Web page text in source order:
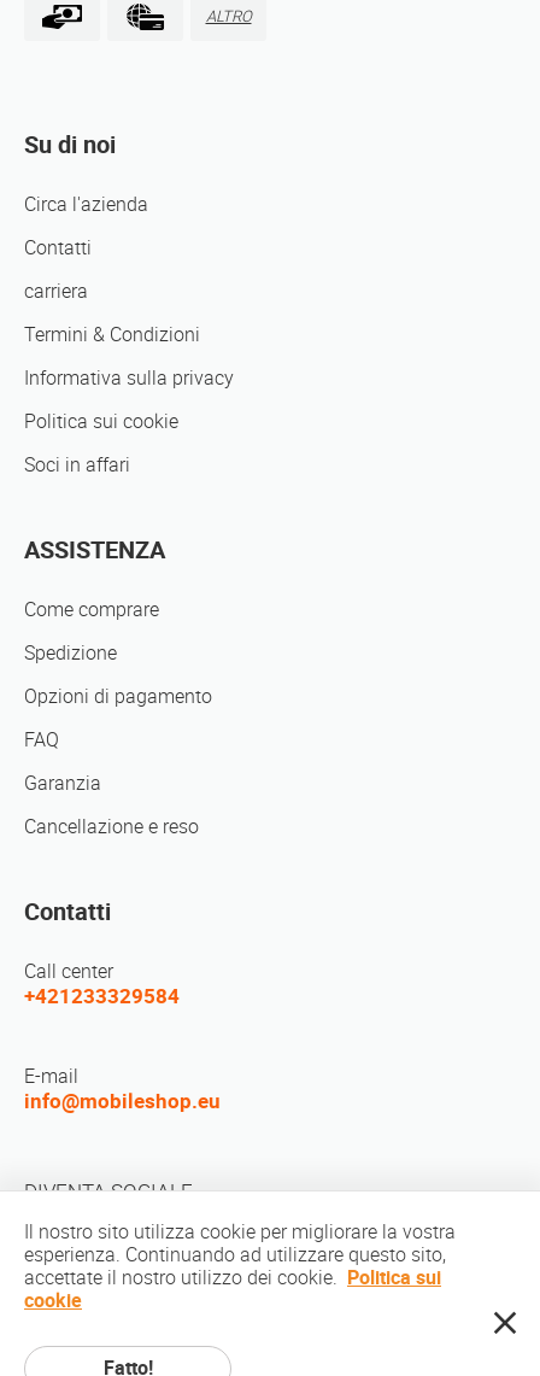
ALTRO
Su di noi
Circa l'azienda
Contatti
carriera
Termini & Condizioni
Informativa sulla privacy
Politica sui cookie
Soci in affari
ASSISTENZA
Come comprare
Spedizione
Opzioni di pagamento
FAQ
Garanzia
Cancellazione e reso
Contatti
Call center
+421233329584
E-mail
info@mobileshop.eu
DIVENTA SOCIALE
Diritto d'autore © 2010-2026 MobileShop.eu. Tutti i diritti riservati. Tutte le
Il nostro sito utilizza cookie per migliorare la vostra
esperienza. Continuando ad utilizzare questo sito,
accettate il nostro utilizzo dei cookie. Politica sui
cookie
Fatto!